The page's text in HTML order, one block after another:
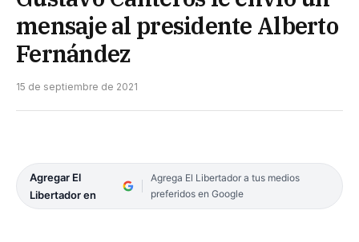
mensaje al presidente Alberto
Fernández
15 de septiembre de 2021
Agregar El
Libertador en
Agrega El Libertador a tus medios
preferidos en Google